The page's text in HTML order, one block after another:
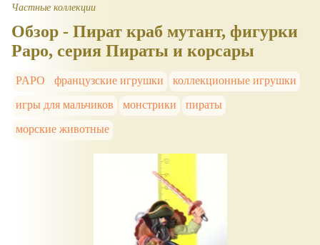
Частные коллекции
Обзор - Пират краб мутант, фигурки
Papo, серия Пираты и корсары
PAPO французские игрушки
коллекционные игрушки
игры для мальчиков
монстрики
пираты
морские животные